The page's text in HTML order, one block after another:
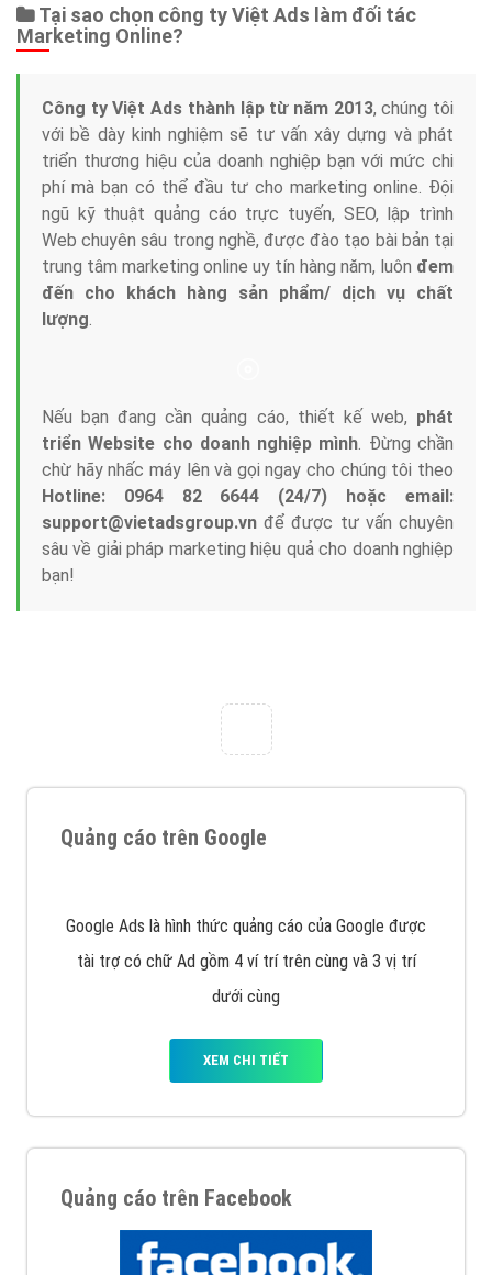
Tại sao chọn công ty Việt Ads làm đối tác
Marketing Online?
Công ty Việt Ads thành lập từ năm 2013, chúng tôi
với bề dày kinh nghiệm sẽ tư vấn xây dựng và phát
triển thương hiệu của doanh nghiệp bạn với mức chi
phí mà bạn có thể đầu tư cho marketing online. Đội
ngũ kỹ thuật quảng cáo trực tuyến, SEO, lập trình
Web chuyên sâu trong nghề, được đào tạo bài bản tại
trung tâm marketing online uy tín hàng năm, luôn đem
đến cho khách hàng sản phẩm/ dịch vụ chất
lượng.
triển Website cho doanh nghiệp mình
chừ hãy nhấc máy lên và gọi ngay cho chúng tôi theo
support@vietadsgroup.vnđể được tư vấn chuyên
bạn!
Quảng cáo trên Google